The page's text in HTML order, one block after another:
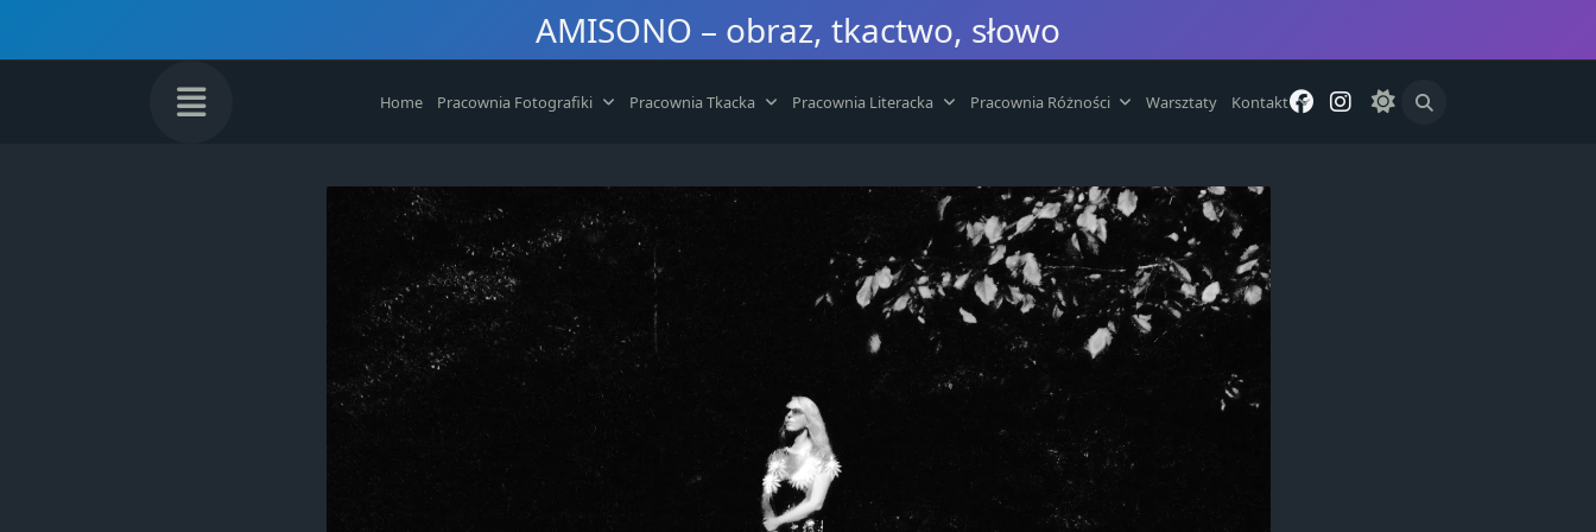
AMISONO – obraz, tkactwo, słowo
Home Pracownia Fotografiki Pracownia Tkacka Pracownia Literacka Pracownia Różności Warsztaty Kontakt